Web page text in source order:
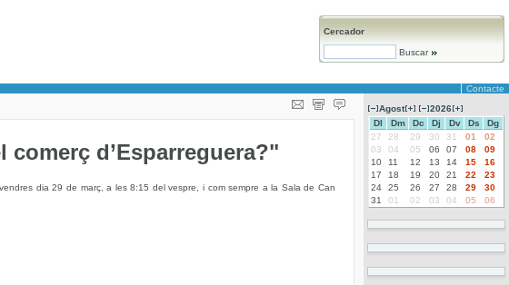
Cercador
Buscar
Contacte
comerç d’Esparreguera?"
dia 29 de març, a les 8:15 del vespre, i com sempre a la Sala de Can
Agost
2026
Dl
Dm Dc Dj Dv Ds
Dg
27
28 29 30 31 01
02
03
04 05 06 07 08
09
10
11 12 13 14 15
16
17
18 19 20 21 22
23
24
25 26 27 28 29
30
31
01 02 03 04 05 06